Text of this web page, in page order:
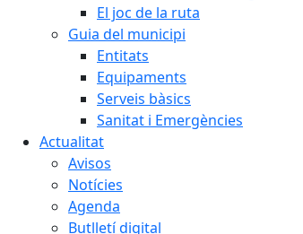
El joc de la ruta
Guia del municipi
Entitats
Equipaments
Serveis bàsics
Sanitat i Emergències
Actualitat
Avisos
Notícies
Agenda
Butlletí digital